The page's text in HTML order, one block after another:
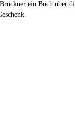
ein Buch über